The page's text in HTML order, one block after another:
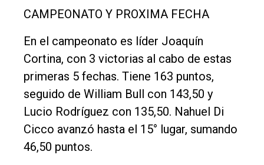
CAMPEONATO Y PROXIMA FECHA
En el campeonato es líder Joaquín
Cortina, con 3 victorias al cabo de estas
primeras 5 fechas. Tiene 163 puntos,
seguido de William Bull con 143,50 y
Lucio Rodríguez con 135,50. Nahuel Di
Cicco avanzó hasta el 15° lugar, sumando
46,50 puntos.